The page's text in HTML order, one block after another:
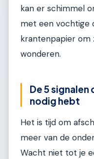
kan er schimmel
met een vochtige
krantenpapier om
wonderen.
De 5 signalen
nodig hebt
Het is tijd om
meer van de
Wacht niet tot je